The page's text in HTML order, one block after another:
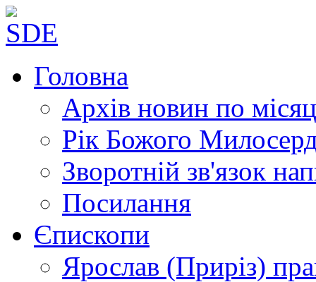
Головна
Архів новин по
Рік Божого
Зворотній зв'язок
Посилання
Єпископи
Ярослав (Приріз)